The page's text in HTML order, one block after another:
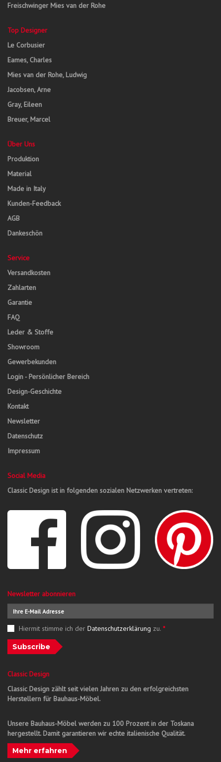
Freischwinger Mies van der Rohe
Top Designer
Le Corbusier
Eames, Charles
Mies van der Rohe, Ludwig
Jacobsen, Arne
Gray, Eileen
Breuer, Marcel
Über Uns
Produktion
Material
Made in Italy
Kunden-Feedback
AGB
Dankeschön
Service
Versandkosten
Zahlarten
Garantie
FAQ
Leder & Stoffe
Showroom
Gewerbekunden
Login - Persönlicher Bereich
Design-Geschichte
Kontakt
Newsletter
Datenschutz
Impressum
Social Media
Classic Design ist in folgenden sozialen Netzwerken vertreten:
Newsletter abonnieren
Hiermit stimme ich der Datenschutzerklärung zu. *
Subscribe
Classic Design
Classic Design zählt seit vielen Jahren zu den erfolgreichsten
Herstellern für Bauhaus-Möbel.
Unsere Bauhaus-Möbel werden zu 100 Prozent in der Toskana
hergestellt. Damit garantieren wir echte italienische Qualität.
Mehr erfahren